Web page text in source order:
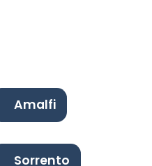
Amalfi
Sorrento